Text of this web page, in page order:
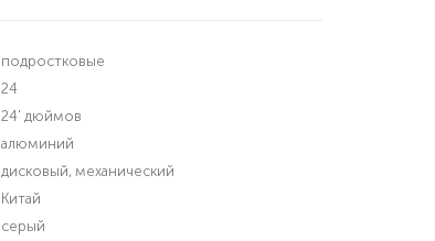
подростковые
24
24' дюймов
алюминий
дисковый, механический
Китай
серый